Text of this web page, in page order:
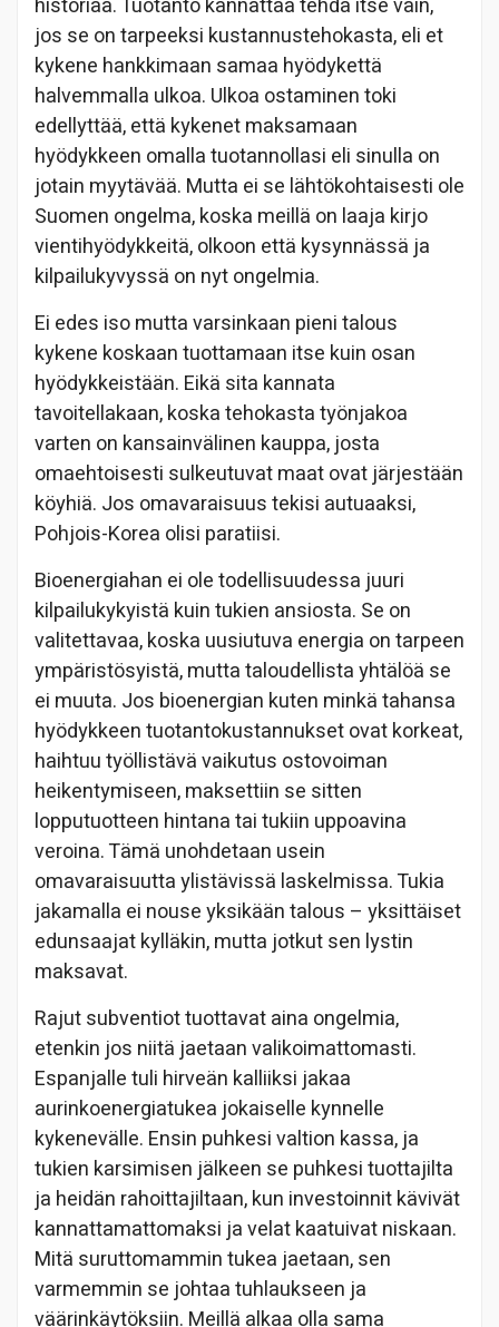
historiaa. Tuotanto kannattaa tehdä itse vain,
jos se on tarpeeksi kustannustehokasta, eli et
kykene hankkimaan samaa hyödykettä
halvemmalla ulkoa. Ulkoa ostaminen toki
edellyttää, että kykenet maksamaan
hyödykkeen omalla tuotannollasi eli sinulla on
jotain myytävää. Mutta ei se lähtökohtaisesti ole
Suomen ongelma, koska meillä on laaja kirjo
vientihyödykkeitä, olkoon että kysynnässä ja
kilpailukyvyssä on nyt ongelmia.
Ei edes iso mutta varsinkaan pieni talous
kykene koskaan tuottamaan itse kuin osan
hyödykkeistään. Eikä sita kannata
tavoitellakaan, koska tehokasta työnjakoa
varten on kansainvälinen kauppa, josta
omaehtoisesti sulkeutuvat maat ovat järjestään
köyhiä. Jos omavaraisuus tekisi autuaaksi,
Pohjois-Korea olisi paratiisi.
Bioenergiahan ei ole todellisuudessa juuri
kilpailukykyistä kuin tukien ansiosta. Se on
valitettavaa, koska uusiutuva energia on tarpeen
ympäristösyistä, mutta taloudellista yhtälöä se
ei muuta. Jos bioenergian kuten minkä tahansa
hyödykkeen tuotantokustannukset ovat korkeat,
haihtuu työllistävä vaikutus ostovoiman
heikentymiseen, maksettiin se sitten
lopputuotteen hintana tai tukiin uppoavina
veroina. Tämä unohdetaan usein
omavaraisuutta ylistävissä laskelmissa. Tukia
jakamalla ei nouse yksikään talous – yksittäiset
edunsaajat kylläkin, mutta jotkut sen lystin
maksavat.
Rajut subventiot tuottavat aina ongelmia,
etenkin jos niitä jaetaan valikoimattomasti.
Espanjalle tuli hirveän kalliiksi jakaa
aurinkoenergiatukea jokaiselle kynnelle
kykenevälle. Ensin puhkesi valtion kassa, ja
tukien karsimisen jälkeen se puhkesi tuottajilta
ja heidän rahoittajiltaan, kun investoinnit kävivät
kannattamattomaksi ja velat kaatuivat niskaan.
Mitä suruttomammin tukea jaetaan, sen
varmemmin se johtaa tuhlaukseen ja
väärinkäytöksiin. Meillä alkaa olla sama